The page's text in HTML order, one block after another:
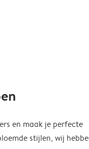
en maak je perfecte
stijlen, wij